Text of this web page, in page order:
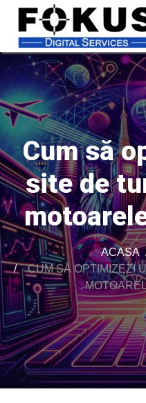
Cum să
site de
ACASA
CUM SĂ OPTIMIZEZI